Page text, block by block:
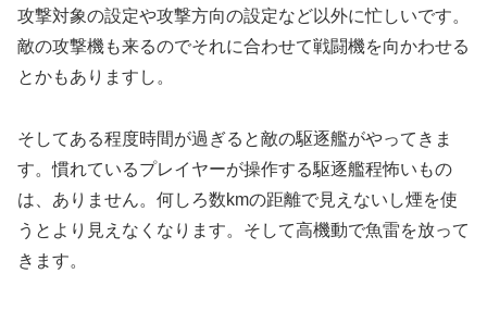
攻撃対象の設定や攻撃方向の設定など以外に忙しいです。
敵の攻撃機も来るのでそれに合わせて戦闘機を向かわせる
とかもありますし。
そしてある程度時間が過ぎると敵の駆逐艦がやってきま
す。慣れているプレイヤーが操作する駆逐艦程怖いもの
は、ありません。何しろ数kmの距離で見えないし煙を使
うとより見えなくなります。そして高機動で魚雷を放って
きます。